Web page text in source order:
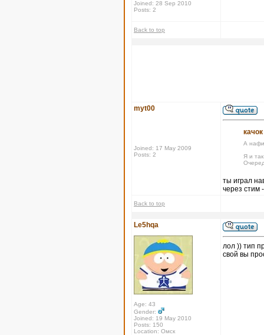
Joined: 28 Sep 2010
Posts: 2
Back to top
myt00
Joined: 17 May 2009
Posts: 2
А
Я и
ты играл
через стим
Back to top
Le5hqa
Age: 43
Gender:
Joined: 19 May 2010
Posts: 150
Location: Омск
лол )) тип
свой вы